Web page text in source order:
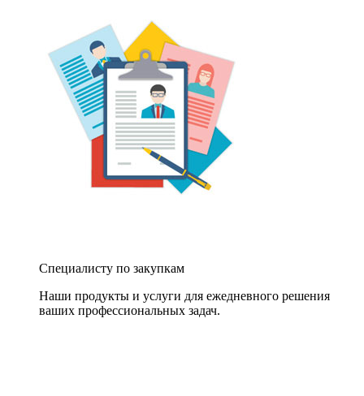
Специалисту по закупкам
Наши продукты и услуги для ежедневного решения
ваших профессиональных задач.